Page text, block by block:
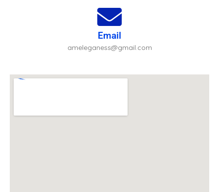
Email
ameleganess@gmail.com